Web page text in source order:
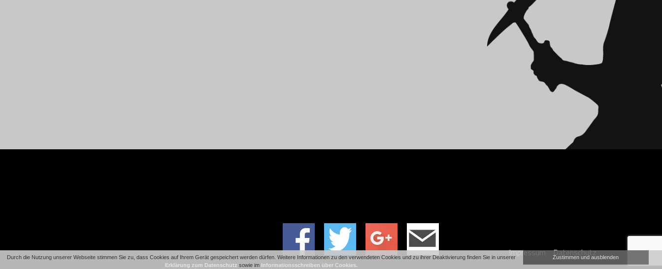
Impressum Datenschutz
Durch die Nutzung unserer Webseite stimmen Sie zu, dass Cookies auf Ihrem Gerät gespeichert werden dürfen. Weitere Informationen zu den verwendeten Cookies und zu ihrer Deaktivierung finden Sie in unserer
Erklärung zum Datenschutz sowie im Informationsschreiben über Cookies.
Zustimmen und ausblenden